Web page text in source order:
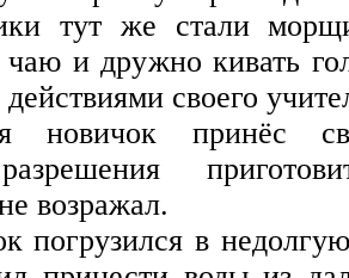
тут же стали
чаю и дружно кивать
своего
новичок принёс
возражал.
погрузился в